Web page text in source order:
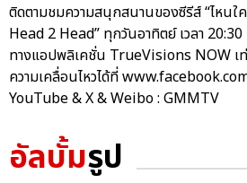
ติดตามชมความสนุกสนานของซีรีส์ “ไหนใ
Head 2 Head” ทุกวันอาทิตย์ เวลา
ทางแอปพลิเคชั่น TrueVisions NOW เ
ความเคลื่อนไหวได้ที่
YouTube & X & Weibo : GMMTV
อัลบั้มรูป